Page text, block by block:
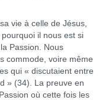
vie à celle de Jésus,
il nous est si
Passion. Nous
commode, voire même
qui « discutaient entre
» (34). La preuve en
où cette fois les